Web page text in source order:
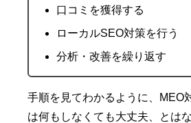
口コミを獲得する
ローカルSEO対策を行う
分析・改善を繰り返す
手順を見てわかるように、MEO
は何もしなくても大丈夫、とは